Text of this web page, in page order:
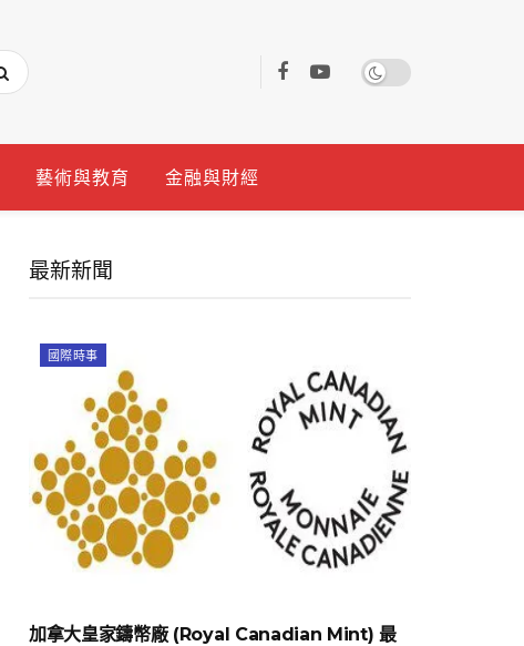
藝術與教育 金融與財經
最新新聞
國際時事
加拿大皇家鑄幣廠 (Royal Canadian Mint) 最